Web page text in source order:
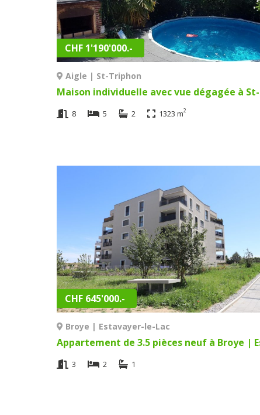
CHF 1'190'000.-
Aigle | St-Triphon
8 5 2 1323 m2
CHF 645'000.-
Broye | Estavayer-le-Lac
3 2 1